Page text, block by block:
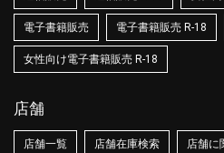
電子書籍販売 電子書籍販売 R-18
女性向け電子書籍販売 R-18
店舗
店舗一覧 店舗在庫検索 店舗に